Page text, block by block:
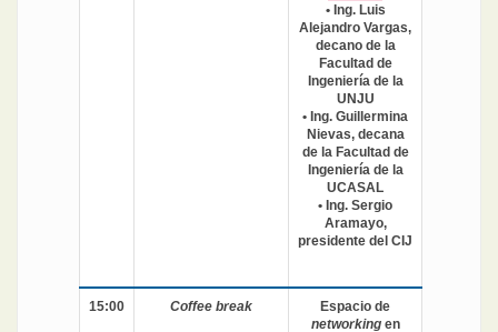
• Ing. Luis
Alejandro Vargas,
decano de la
Facultad de
Ingeniería de la
UNJU
• Ing. Guillermina
Nievas, decana
de la Facultad de
Ingeniería de la
UCASAL
• Ing. Sergio
Aramayo,
presidente del CIJ
15:00 Coffee break
Espacio de
networkingen